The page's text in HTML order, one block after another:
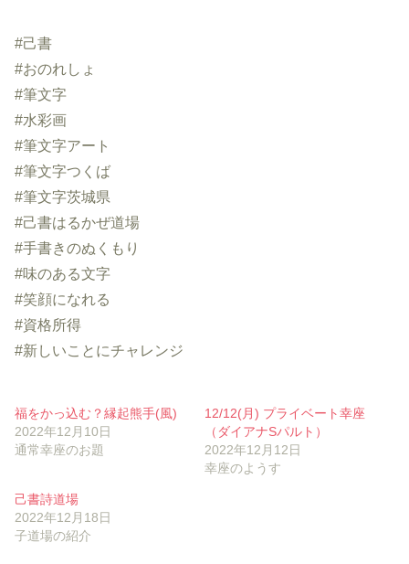
#己書
#おのれしょ
#筆文字
#水彩画
#筆文字アート
#筆文字つくば
#筆文字茨城県
#己書はるかぜ道場
#手書きのぬくもり
#味のある文字
#笑顔になれる
#資格所得
#新しいことにチャレンジ
福をかっ込む？縁起熊手(風)
2022年12月10日
通常幸座のお題
12/12(月) プライベート幸座
（ダイアナSパルト）
2022年12月12日
幸座のようす
己書詩道場
2022年12月18日
子道場の紹介